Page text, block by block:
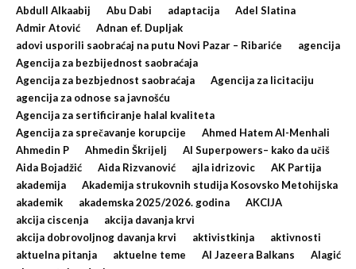
Abdull Alkaabij
Abu Dabi adaptacija
Adel Slatina
Admir Atović
Adnan ef. Dupljak
adovi usporili saobraćaj na putu Novi Pazar – Ribariće
agencija
Agencija za bezbijednost saobraćaja
Agencija za bezbjednost saobraćaja
Agencija za licitaciju
agencija za odnose sa javnošću
Agencija za sertificiranje halal kvaliteta
Agencija za sprečavanje korupcije
Ahmed Hatem Al-Menhali
Ahmedin P
Ahmedin Škrijelj
AI Superpowers– kako da učiš
Aida Bojadžić
Aida Rizvanović ajla idrizovic
AK Partija
akademija
Akademija strukovnih studija Kosovsko Metohijska
akademik
akademska 2025/2026. godina
AKCIJA
akcija ciscenja
akcija davanja krvi
akcija dobrovoljnog davanja krvi
aktivistkinja
aktivnosti
aktuelna pitanja
aktuelne teme Al Jazeera Balkans
Alagić